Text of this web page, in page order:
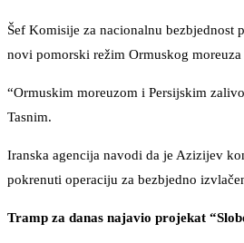
Šef Komisije za nacionalnu bezbjednost
novi pomorski režim Ormuskog
“Ormuskim moreuzom i Persijskim
Tasnim.
Iranska agencija navodi da je Azizijev
pokrenuti operaciju za bezbjedno
Tramp za danas najavio projekat